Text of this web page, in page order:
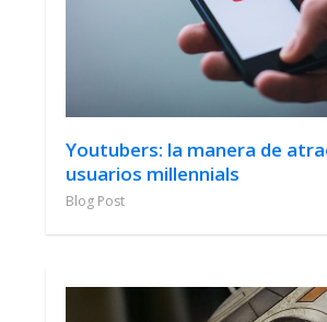
Youtubers: la manera de
usuarios millennials
Blog Post